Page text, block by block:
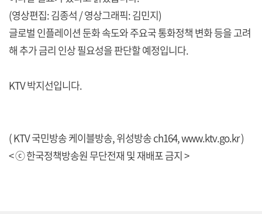
(영상편집: 김종석 / 영상그래픽: 김민지)
글로벌 인플레이션 둔화 속도와 주요국 통화정책 변화 등을 고려
해 추가 금리 인상 필요성을 판단할 예정입니다.
KTV 박지선입니다.
( KTV 국민방송 케이블방송, 위성방송 ch164,www.ktv.go.kr)
< ⓒ 한국정책방송원 무단전재 및 재배포 금지 >